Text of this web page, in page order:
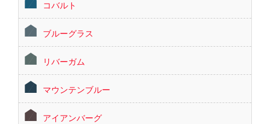
コバルト
ブルーグラス
リバーガム
マウンテンブルー
アイアンバーグ